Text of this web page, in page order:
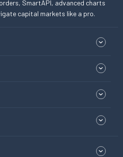
SmartAPI, advanced charts
capital markets like a pro.